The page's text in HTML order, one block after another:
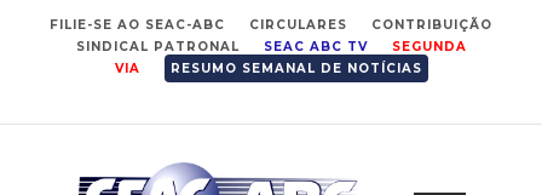
FILIE-SE AO SEAC-ABC CIRCULARES
CONTRIBUIÇÃO
SINDICAL PATRONAL
SEAC ABC TV
SEGUNDA
VIA
RESUMO SEMANAL DE NOTÍCIAS